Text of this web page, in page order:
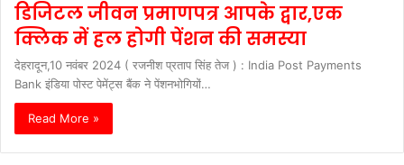
डिजिटल जीवन प्रमाणपत्र आपके द्वार,एक
क्लिक में हल होगी पेंशन की समस्या
देहरादून,10 नवंबर 2024 ( रजनीश प्रताप सिंह तेज ) : India Post Payments
Bank इंडिया पोस्ट पेमेंट्स बैंक ने पेंशनभोगियों…
Read More »